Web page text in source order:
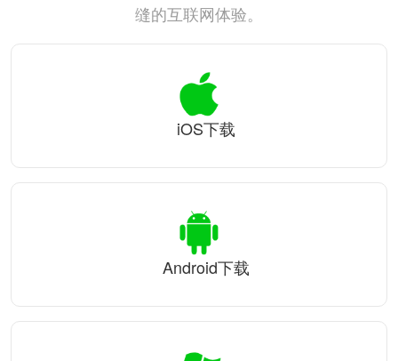
缝的互联网体验。
iOS下载
Android下载